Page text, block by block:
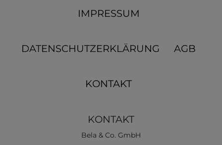
IMPRESSUM
DATENSCHUTZERKLÄRUNG AGB
KONTAKT
KONTAKT
Bela & Co. GmbH